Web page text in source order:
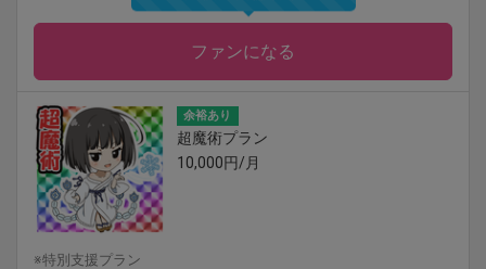
ファンになる
余裕あり
超魔術プラン
10,000円/月
※特別支援プラン